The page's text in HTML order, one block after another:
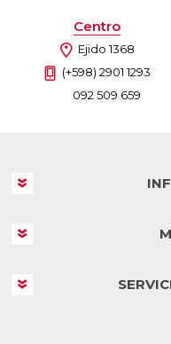
Centro
Ejido 1368
(+598) 2901 1293
092 509 659